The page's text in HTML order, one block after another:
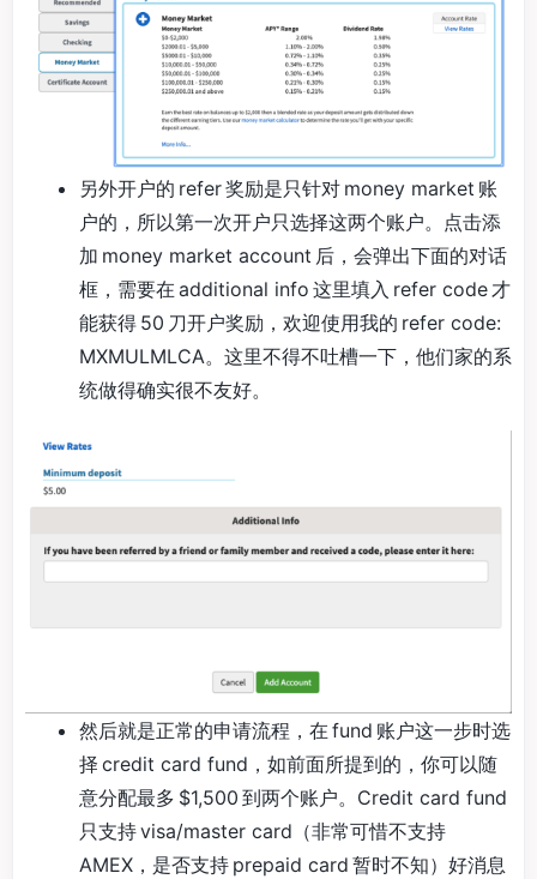
另外开户的 refer 奖励是只针对 money market 账
户的，所以第一次开户只选择这两个账户。点击添
加 money market account 后，会弹出下面的对话
框，需要在 additional info 这里填入 refer code 才
能获得 50 刀开户奖励，欢迎使用我的 refer code:
MXMULMLCA。这里不得不吐槽一下，他们家的系
统做得确实很不友好。
然后就是正常的申请流程，在 fund 账户这一步时选
择 credit card fund，如前面所提到的，你可以随
意分配最多 $1,500 到两个账户。Credit card fund
只支持 visa/master card（非常可惜不支持
AMEX，是否支持 prepaid card 暂时不知）好消息